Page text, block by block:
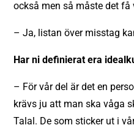
också men så måste det få
– Ja, listan över misstag
Har ni definierat era
– För vår del är det en
krävs ju att man ska våga
Talal. De som sticker ut i